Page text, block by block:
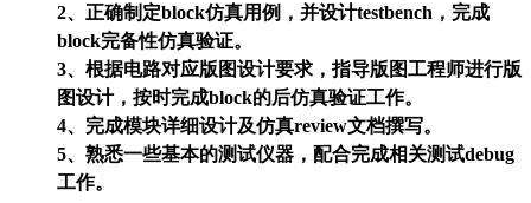
2、正确制定block仿真用例，并设计testbench，完成
block完备性仿真验证。
3、根据电路对应版图设计要求，指导版图工程师进行版
图设计，按时完成block的后仿真验证工作。
4、完成模块详细设计及仿真review文档撰写。
5、熟悉一些基本的测试仪器，配合完成相关测试debug
工作。